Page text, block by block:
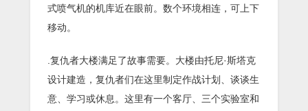
式喷气机的机库近在眼前。数个环境相连，可上下
移动。
.复仇者大楼满足了故事需要。大楼由托尼·斯塔克
设计建造，复仇者们在这里制定作战计划、谈谈生
意、学习或休息。这里有一个客厅、三个实验室和